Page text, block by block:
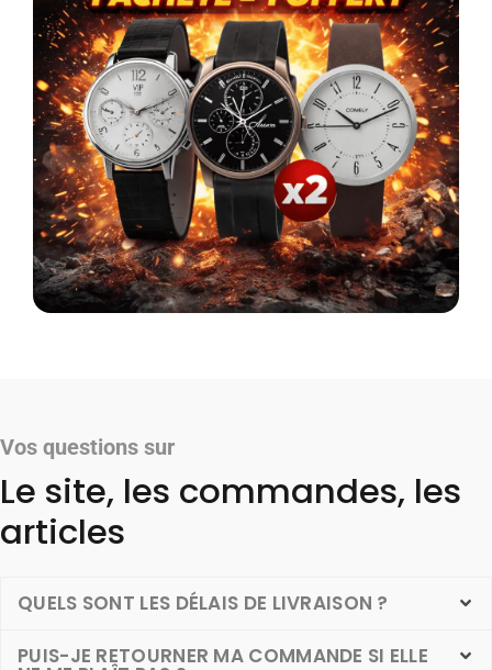
Vos questions sur
Le site, les commandes, les
articles
QUELS SONT LES DÉLAIS DE LIVRAISON ?
PUIS-JE RETOURNER MA COMMANDE SI ELLE